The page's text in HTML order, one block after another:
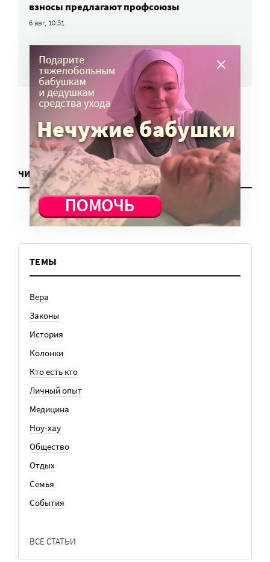
взносы предлагают профсоюзы
6 авг, 10:51
ВСЕ НОВОСТИ
ЧИТАТЬ ЕЩЕ
ТЕМЫ
Вера
Законы
История
Колонки
Кто есть кто
Личный опыт
Медицина
Ноу-хау
Общество
Отдых
Семья
События
ВСЕ СТАТЬИ